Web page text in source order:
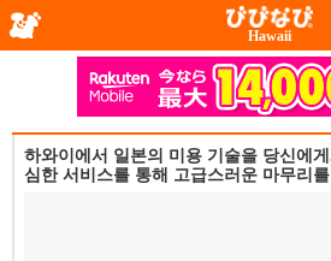
Hawaii
하와이에서 일본의 미용 기술을 당신에
심한 서비스를 통해 고급스러운 마무리